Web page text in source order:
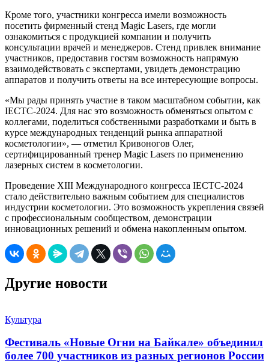
Кроме того, участники конгресса имели возможность
посетить фирменный стенд Magic Lasers, где могли
ознакомиться с продукцией компании и получить
консультации врачей и менеджеров. Стенд привлек внимание
участников, предоставив гостям возможность напрямую
взаимодействовать с экспертами, увидеть демонстрацию
аппаратов и получить ответы на все интересующие вопросы.
«Мы рады принять участие в таком масштабном событии, как
IECTC-2024. Для нас это возможность обменяться опытом с
коллегами, поделиться собственными разработками и быть в
курсе международных тенденций рынка аппаратной
косметологии», — отметил Кривоногов Олег,
сертифицированный тренер Magic Lasers по применению
лазерных систем в косметологии.
Проведение XIII Международного конгресса IECTC-2024
стало действительно важным событием для специалистов
индустрии косметологии. Это возможность укрепления связей
с профессиональным сообществом, демонстрации
инновационных решений и обмена накопленным опытом.
Другие новости
Культура
Фестиваль «Новые Огни на Байкале» объединил
более 700 участников из разных регионов России